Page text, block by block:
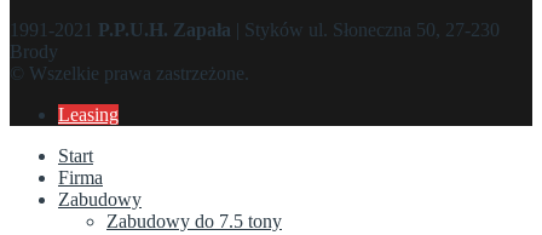
1991-2021 P.P.U.H. Zapała | Styków ul. Słoneczna 50, 27-230
Brody
© Wszelkie prawa zastrzeżone.
Leasing
Start
Firma
Zabudowy
Zabudowy do 7.5 tony